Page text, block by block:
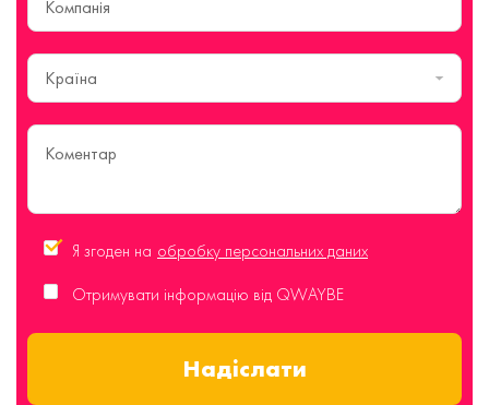
Країна
Я згоден на обробку персональних даних
Отримувати інформацію від QWAYBE
Надіслати